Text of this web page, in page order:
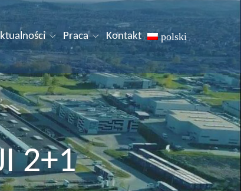
Praca Kontakt polski
2+1